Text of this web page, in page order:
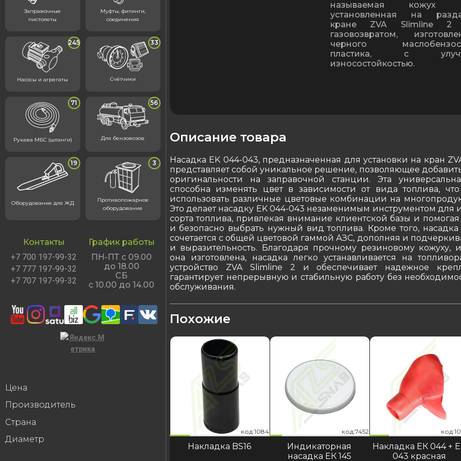
называемая кожух
установленная на
кране ZVA Slimline
газовозвратом,
черного
пластика, с
износостойкостью.
Описание товара
Насадка EK 044-043, предназначенная для установки на кран
представляет собой уникальное решение, позволяющее
оригинальности на заправочной станции. Эта
способна изменять цвет в зависимости от вида топлива, что
использовать различные цветовые комбинации на
Это делает насадку EK 044-043 незаменимым инструментом для
сорта топлива, привлекая внимание клиентской базы и
и безопасно выбрать нужный вид топлива. Кроме того, насадка
сочетается с общей цветовой гаммой АЗС, дополняя и
и выразительность. Благодаря прочному резиновому кожуху,
она изготовлена, насадка легко устанавливается на
устройство ZVA Slimline 2 и обеспечивает надежное
гарантирует непрерывную и стабильную работу без
обслуживания.
Похожие
код:1084 код:1084
Накладка BS16
код:7452 код:7452
Индикаторная
насадка ЕК 145
код:1087 код:1087
Накладка ЕК 044 +
043 красная
Заправочные
пистолеты
Муфты, фитинги,
соединения
Насосы и агрегаты
245
Счётчики
33
Рукава МБС (шланги)
71
Для бензовозов
56
Оборудование для ЖД
19
Противопожарное
оборудование
3
Контакты
+7 700 197-99-32
+7 777 197-99-32
+7 707 197-99-32
График работы
ПН-ПТ с 09.00
до 18.00
СБ
с 10.00 до 14.00
Цена
Производитель
Страна
Диаметр